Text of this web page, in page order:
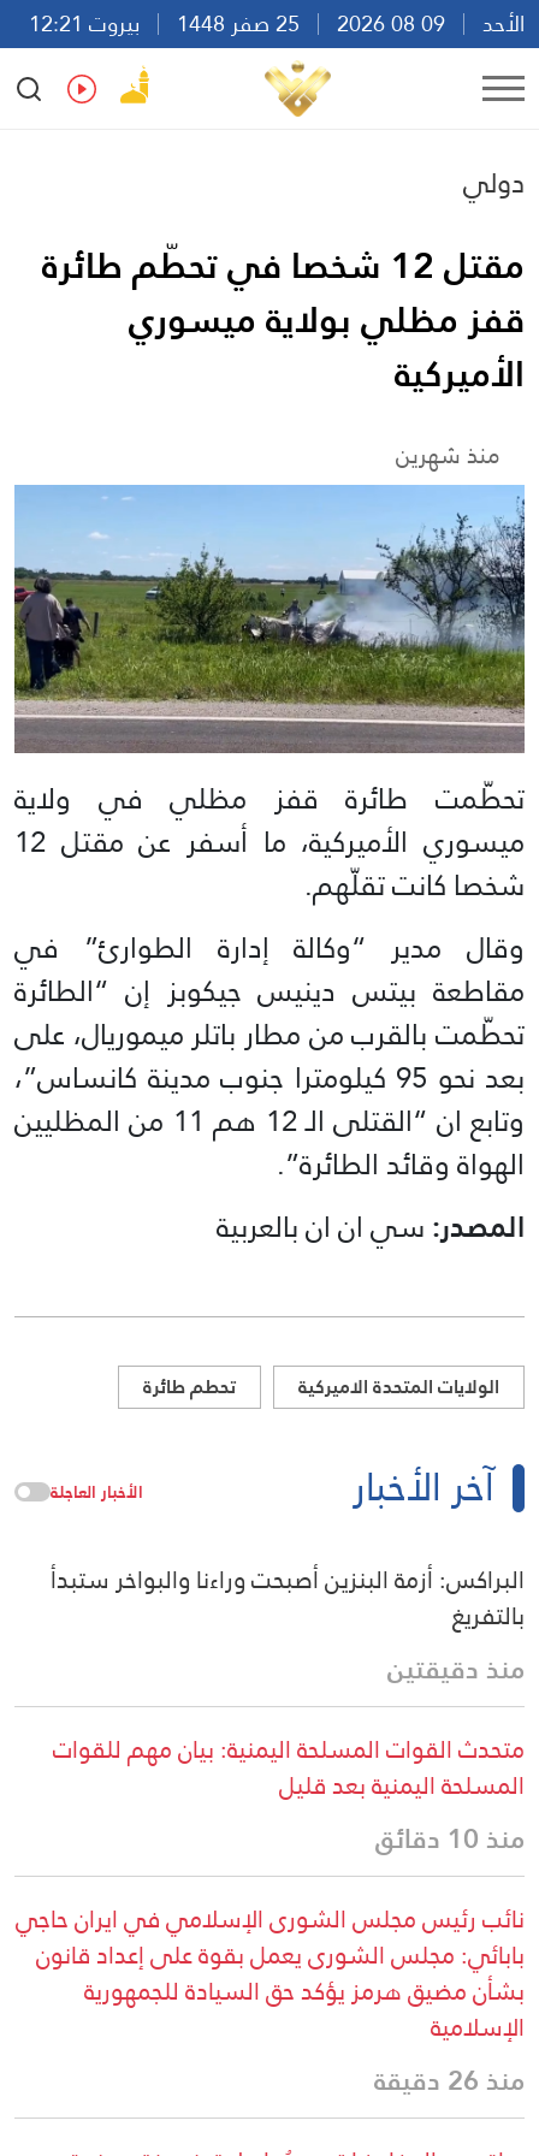
الأحد
بيروت 12:21
Ar
En Fr Es
دولي
مقتل 12 شخصا في تحطّم طائرة
قفز مظلي بولاية ميسوري
الأميركية
منذ شهرين
تحطّمت طائرة قفز مظلي في ولاية
ميسوري الأميركية، ما أسفر عن مقتل 12
شخصا كانت تقلّهم.
وقال مدير “وكالة إدارة الطوارئ” في
مقاطعة بيتس دينيس جيكوبز إن “الطائرة
تحطّمت بالقرب من مطار باتلر ميموريال، على
بعد نحو 95 كيلومترا جنوب مدينة كانساس”،
وتابع ان “القتلى الـ 12 هم 11 من المظليين
الهواة وقائد الطائرة”.
المصدر:سي ان ان بالعربية
الولايات المتحدة الاميركية تحطم طائرة
آخر الأخبار الأخبار العاجلة
البراكس: أزمة البنزين أصبحت وراءنا والبواخر ستبدأ
بالتفريغ
منذ دقيقتين
متحدث القوات المسلحة اليمنية: بيان مهم للقوات
المسلحة اليمنية بعد قليل
منذ 10 دقائق
نائب رئيس مجلس الشورى الإسلامي في ايران حاجي
بابائي: مجلس الشورى يعمل بقوة على إعداد قانون
بشأن مضيق هرمز يؤكد حق السيادة للجمهورية
الإسلامية
منذ 26 دقيقة